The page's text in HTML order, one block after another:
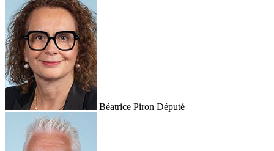
Béatrice Piron Député